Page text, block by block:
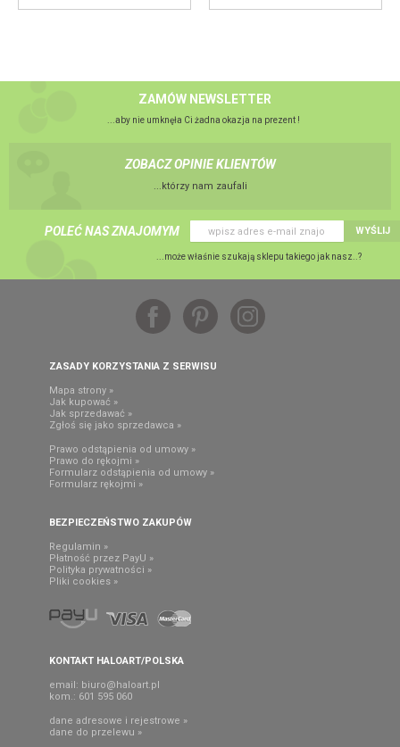
ZAMÓW NEWSLETTER
...aby nie umknęła Ci żadna okazja na prezent !
ZOBACZ OPINIE KLIENTÓW
...którzy nam zaufali
POLEĆ NAS ZNAJOMYM WYŚLIJ
...może właśnie szukają sklepu takiego jak nasz..?
ZASADY KORZYSTANIA Z SERWISU
Mapa strony »
Jak kupować »
Jak sprzedawać »
Zgłoś się jako sprzedawca »
Prawo odstąpienia od umowy »
Prawo do rękojmi »
Formularz odstąpienia od umowy »
Formularz rękojmi »
BEZPIECZEŃSTWO ZAKUPÓW
Regulamin »
Płatność przez PayU »
Polityka prywatności »
Pliki cookies »
KONTAKT HALOART/POLSKA
email: biuro@haloart.pl
kom.: 601 595 060
dane adresowe i rejestrowe »
dane do przelewu »